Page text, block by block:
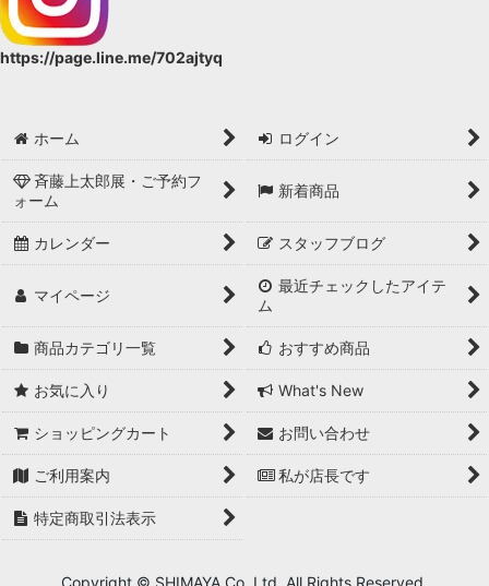
https://page.line.me/702ajtyq
ホーム ログイン
斉藤上太郎展・ご予約フ
ォーム
新着商品
カレンダー スタッフブログ
マイページ
最近チェックしたアイテ
ム
商品カテゴリ一覧 おすすめ商品
お気に入り What's New
ショッピングカート お問い合わせ
ご利用案内 私が店長です
特定商取引法表示
Copyright © SHIMAYA Co.,Ltd. All Rights Reserved.